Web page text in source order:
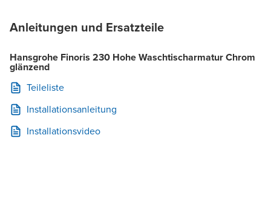
Anleitungen und Ersatzteile
Hansgrohe Finoris 230 Hohe Waschtischarmatur Chrom
glänzend
Teileliste
Installationsanleitung
Installationsvideo